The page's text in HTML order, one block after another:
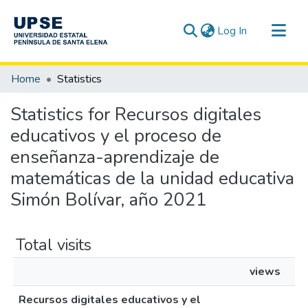
Log In (current)
Communities & Collections
Home Statistics
Statistics for Recursos digitales
educativos y el proceso de
enseñanza-aprendizaje de
matemáticas de la unidad educativa
Simón Bolívar, año 2021
Total visits
views
Recursos digitales educativos y el